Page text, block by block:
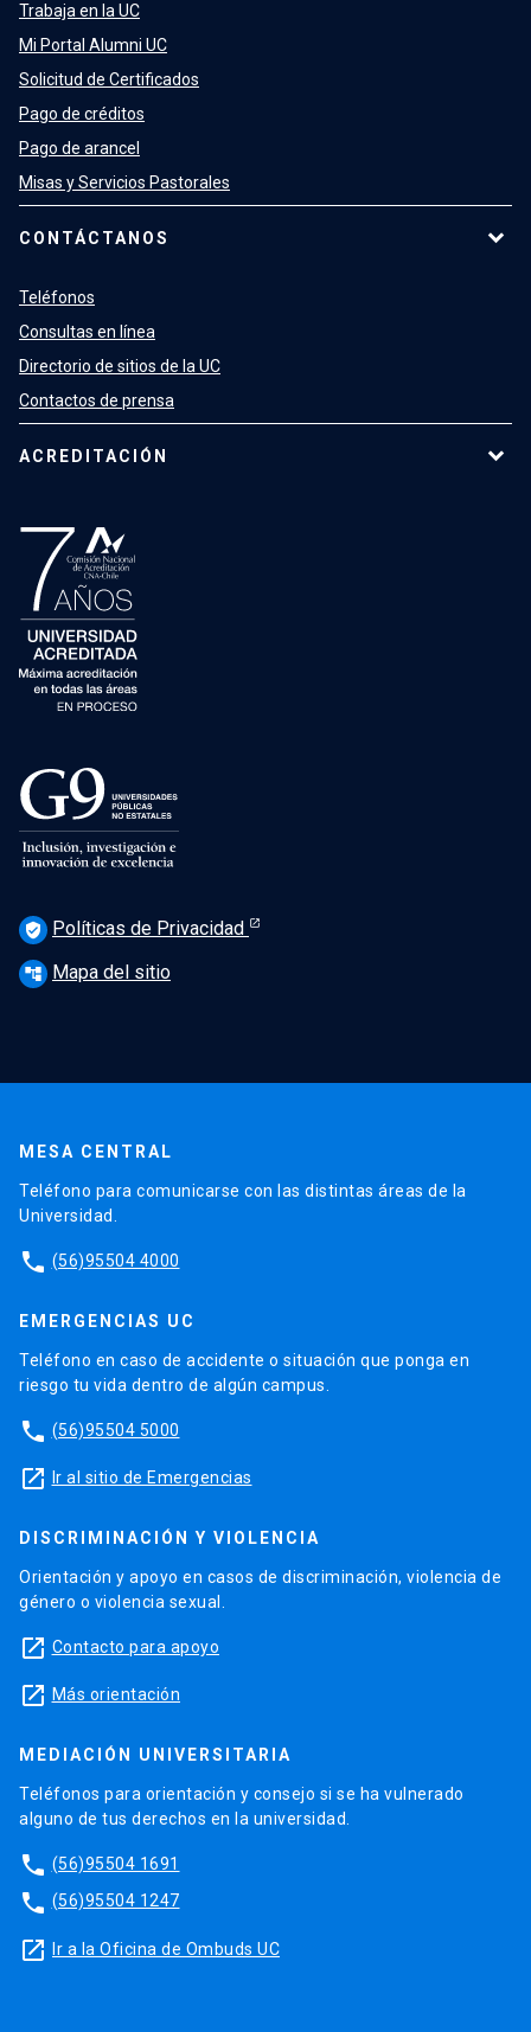
Trabaja en la UC
Mi Portal Alumni UC
Solicitud de Certificados
Pago de créditos
Pago de arancel
Misas y Servicios Pastorales
CONTÁCTANOS
Teléfonos
Consultas en línea
Directorio de sitios de la UC
Contactos de prensa
ACREDITACIÓN
verified_user Políticas de Privacidad
account_tree Mapa del sitio
MESA CENTRAL
Teléfono para comunicarse con las distintas áreas de la
Universidad.
phone (56)95504 4000
EMERGENCIAS UC
Teléfono en caso de accidente o situación que ponga en
riesgo tu vida dentro de algún campus.
phone (56)95504 5000
launch Ir al sitio de Emergencias
DISCRIMINACIÓN Y VIOLENCIA
Orientación y apoyo en casos de discriminación, violencia de
género o violencia sexual.
launch Contacto para apoyo
launch Más orientación
MEDIACIÓN UNIVERSITARIA
Teléfonos para orientación y consejo si se ha vulnerado
alguno de tus derechos en la universidad.
phone (56)95504 1691
phone (56)95504 1247
launch Ir a la Oficina de Ombuds UC